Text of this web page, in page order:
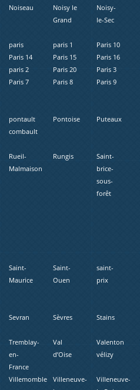
Noiseau
Noisy le
Grand
Noisy-
le-Sec
paris
paris 1 Paris 10
Paris 14
Paris 15 Paris 16
paris 2
Paris 20 Paris 3
Paris 7
Paris 8 Paris 9
pontault
combault
Pontoise Puteaux
Rueil-
Malmaison
Rungis
Saint-
brice-
sous-
forêt
Saint-
Maurice
Saint-
Ouen
saint-
prix
Sevran
Sèvres Stains
Tremblay-
en-
France
Val
d’Oise
Valenton
vélizy
Villemomble
Villeneuve-
Villeneuve-